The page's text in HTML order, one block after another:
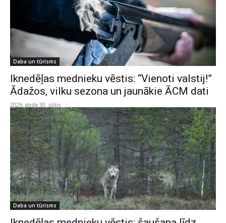
Daba un tūrisms
Iknedēļas mednieku vēstis: “Vienoti valstij!”
Ādažos, vilku sezona un jaunākie ĀCM dati
2026. gada 30. jūlijs
Daba un tūrisms